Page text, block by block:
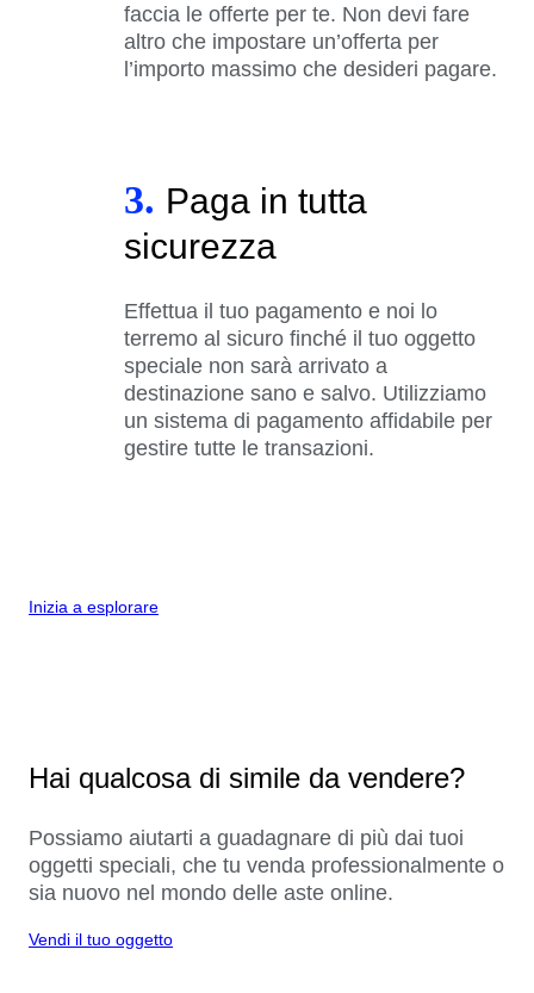
faccia le offerte per te. Non devi fare
altro che impostare un’offerta per
l’importo massimo che desideri pagare.
3. Paga in tutta
sicurezza
Effettua il tuo pagamento e noi lo
terremo al sicuro finché il tuo oggetto
speciale non sarà arrivato a
destinazione sano e salvo. Utilizziamo
un sistema di pagamento affidabile per
gestire tutte le transazioni.
Inizia a esplorare
Hai qualcosa di simile da vendere?
Possiamo aiutarti a guadagnare di più dai tuoi
oggetti speciali, che tu venda professionalmente o
sia nuovo nel mondo delle aste online.
Vendi il tuo oggetto